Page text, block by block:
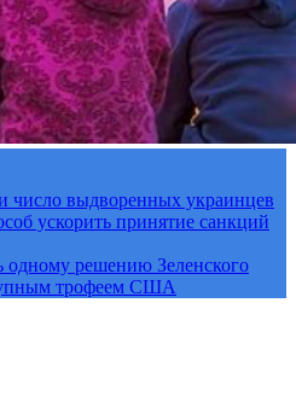
выдворенных украинцев
ускорить принятие санкций
одному решению Зеленского
трофеем США